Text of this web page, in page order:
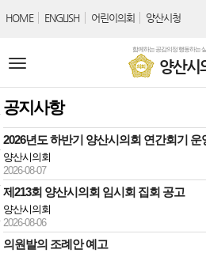
함께하는 공감의정 행동하는
양산시
HOME ENGLISH 어린이의회 양산시청
전
메
뉴
공지사항
2026년도 하반기 양산시의회 연간회기 운
양산시의회
2026-08-07
제213회 양산시의회 임시회 집회 공고
양산시의회
2026-08-06
의원발의 조례안 예고